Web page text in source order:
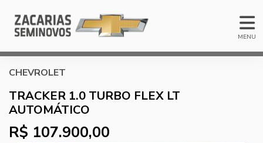
MENU
CHEVROLET
TRACKER 1.0 TURBO FLEX LT
AUTOMÁTICO
R$ 107.900,00